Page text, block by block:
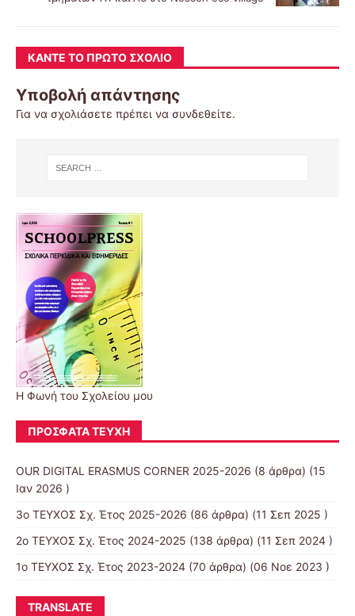
ΚΆΝΤΕ ΤΟ ΠΡΏΤΟ ΣΧΌΛΙΟ
Υποβολή απάντησης
Για να σχολιάσετε πρέπει να συνδεθείτε.
Η Φωνή του Σχολείου μου
ΠΡΌΣΦΑΤΑ ΤΕΎΧΗ
OUR DIGITAL ERASMUS CORNER 2025-2026 (8 άρθρα) (15
Ιαν 2026 )
3ο ΤΕΥΧΟΣ Σχ. Έτος 2025-2026 (86 άρθρα) (11 Σεπ 2025 )
2ο ΤΕΥΧΟΣ Σχ. Έτος 2024-2025 (138 άρθρα) (11 Σεπ 2024 )
1ο ΤΕΥΧΟΣ Σχ. Έτος 2023-2024 (70 άρθρα) (06 Νοε 2023 )
TRANSLATE